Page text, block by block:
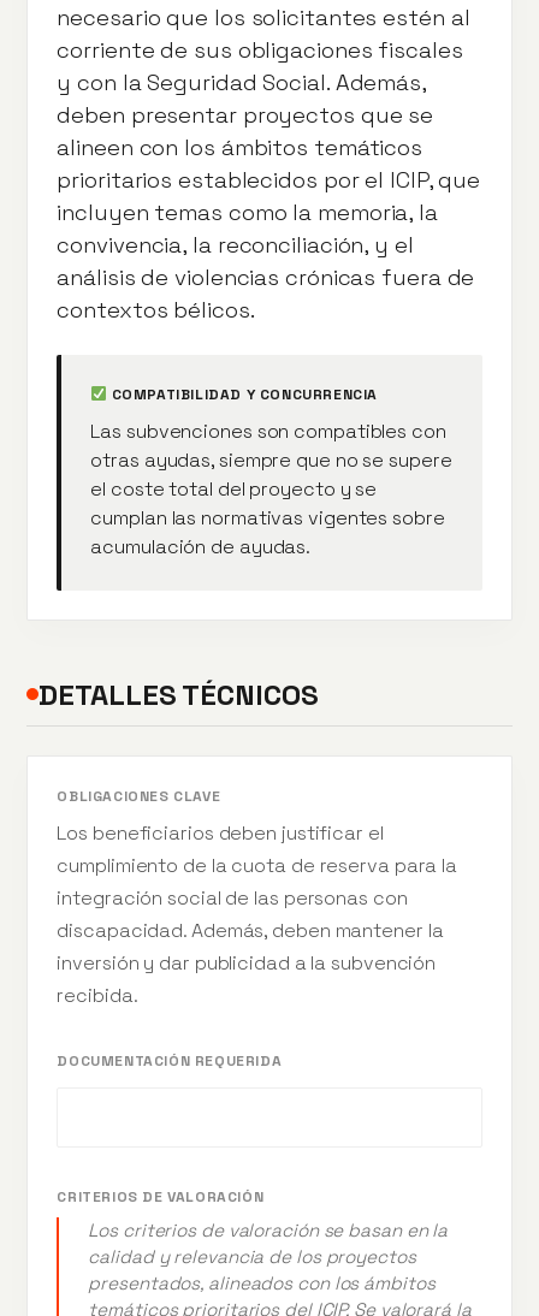
necesario que los solicitantes estén al
corriente de sus obligaciones fiscales
y con la Seguridad Social. Además,
deben presentar proyectos que se
alineen con los ámbitos temáticos
prioritarios establecidos por el ICIP, que
incluyen temas como la memoria, la
convivencia, la reconciliación, y el
análisis de violencias crónicas fuera de
contextos bélicos.
COMPATIBILIDAD Y CONCURRENCIA
Las subvenciones son compatibles con
otras ayudas, siempre que no se supere
el coste total del proyecto y se
cumplan las normativas vigentes sobre
acumulación de ayudas.
DETALLES TÉCNICOS
OBLIGACIONES CLAVE
Los beneficiarios deben justificar el
cumplimiento de la cuota de reserva para la
integración social de las personas con
discapacidad. Además, deben mantener la
inversión y dar publicidad a la subvención
recibida.
DOCUMENTACIÓN REQUERIDA
CRITERIOS DE VALORACIÓN
Los criterios de valoración se basan en la
calidad y relevancia de los proyectos
presentados, alineados con los ámbitos
temáticos prioritarios del ICIP. Se valorará la